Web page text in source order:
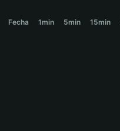
Español (Argentina)
Fecha 1min 5min 15min